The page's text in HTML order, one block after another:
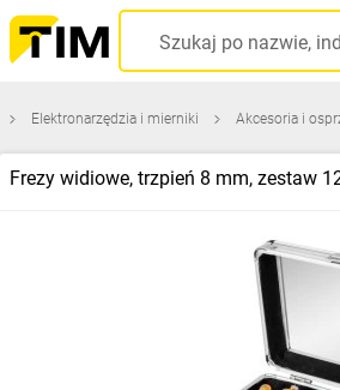
Elektronarzędzia i mierniki Akcesoria i
Frezy widiowe, trzpień 8 mm, zestaw